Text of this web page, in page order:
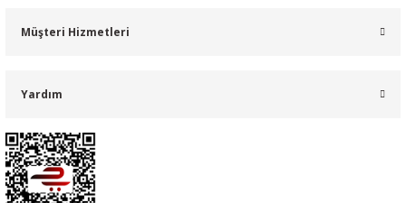
Müşteri Hizmetleri
Yardım